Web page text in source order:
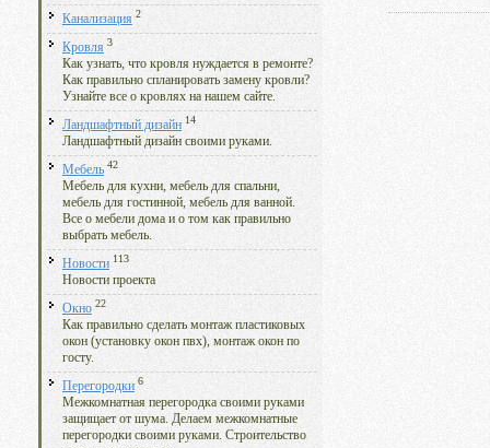
Канализация 2
Кровля 3
Как узнать, что кровля нуждается в ремонте?
Как правильно спланировать замену кровли?
Узнайте все о кровлях на нашем сайте.
Ландшафтный дизайн 14
Ландшафтный дизайн своими руками.
Мебель 42
Мебель для кухни, мебель для спальни,
мебель для гостинной, мебель для ванной.
Все о мебели дома и о том как правильно
выбрать мебель.
Новости 113
Новости проекта
Окно 22
Как правильно сделать монтаж пластиковых
окон (установку окон пвх), монтаж окон по
госту.
Перегородки 6
Межкомнатная перегородка своими руками
защищает от шума. Делаем межкомнатные
перегородки своими руками. Строительство